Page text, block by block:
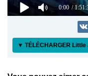
0:00 /
▼ TÉLÉCHARGER Little